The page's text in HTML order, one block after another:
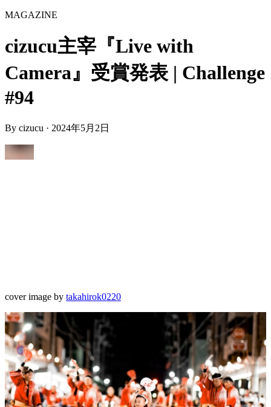
MAGAZINE
cizucu主宰『Live with
Camera』受賞発表 | Challenge
#94
By cizucu · 2024年5月2日
cover image by takahirok0220